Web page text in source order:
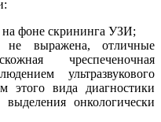
на фоне скрининга УЗИ;
не выражена, отличные
чреспеченочная
ультразвукового
этого вида диагностики
онкологически